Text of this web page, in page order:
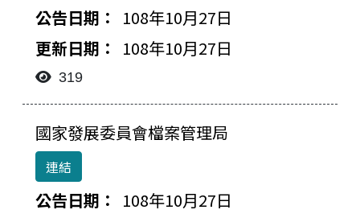
檔案下載-列表 108年10月27日
108年10月27日
319
國家發展委員會檔案管理局
連結
108年10月27日